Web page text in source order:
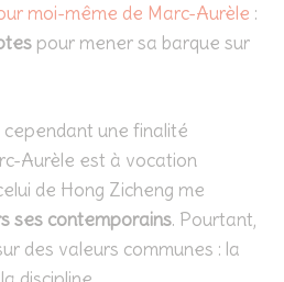
moi-même de Marc-Aurèle :
pour mener sa barque sur
une finalité
Aurèle est à vocation
de Hong Zicheng me
ses contemporains. Pourtant,
des valeurs communes : la